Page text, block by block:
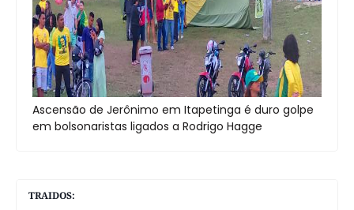
Ascensão de Jerônimo em Itapetinga é duro golpe
em bolsonaristas ligados a Rodrigo Hagge
TRAIDOS: